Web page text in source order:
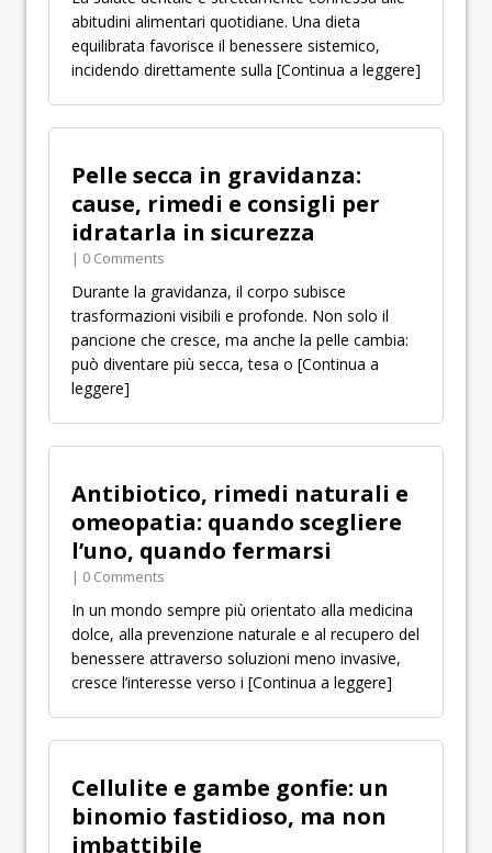
abitudini alimentari quotidiane. Una dieta
equilibrata favorisce il benessere sistemico,
incidendo direttamente sulla [Continua a leggere]
Pelle secca in gravidanza:
cause, rimedi e consigli per
idratarla in sicurezza
| 0 Comments
Durante la gravidanza, il corpo subisce
trasformazioni visibili e profonde. Non solo il
pancione che cresce, ma anche la pelle cambia:
può diventare più secca, tesa o [Continua a
leggere]
Antibiotico, rimedi naturali e
omeopatia: quando scegliere
l’uno, quando fermarsi
| 0 Comments
In un mondo sempre più orientato alla medicina
dolce, alla prevenzione naturale e al recupero del
benessere attraverso soluzioni meno invasive,
cresce l’interesse verso i [Continua a leggere]
Cellulite e gambe gonfie: un
binomio fastidioso, ma non
imbattibile